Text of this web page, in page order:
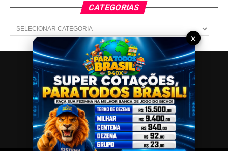
CATEGORIAS
Categorias
CONTATO SITEMAP SOBRE POLÍTICA DE PRIVACIDADE
×